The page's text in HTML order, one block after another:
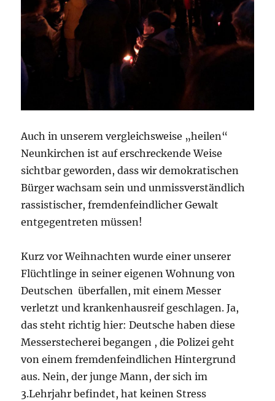
Auch in unserem vergleichsweise „heilen“
Neunkirchen ist auf erschreckende Weise
sichtbar geworden, dass wir demokratischen
Bürger wachsam sein und unmissverständlich
rassistischer, fremdenfeindlicher Gewalt
entgegentreten müssen!
Kurz vor Weihnachten wurde einer unserer
Flüchtlinge in seiner eigenen Wohnung von
Deutschen überfallen, mit einem Messer
verletzt und krankenhausreif geschlagen. Ja,
das steht richtig hier: Deutsche haben diese
Messerstecherei begangen , die Polizei geht
von einem fremdenfeindlichen Hintergrund
aus. Nein, der junge Mann, der sich im
3.Lehrjahr befindet, hat keinen Stress